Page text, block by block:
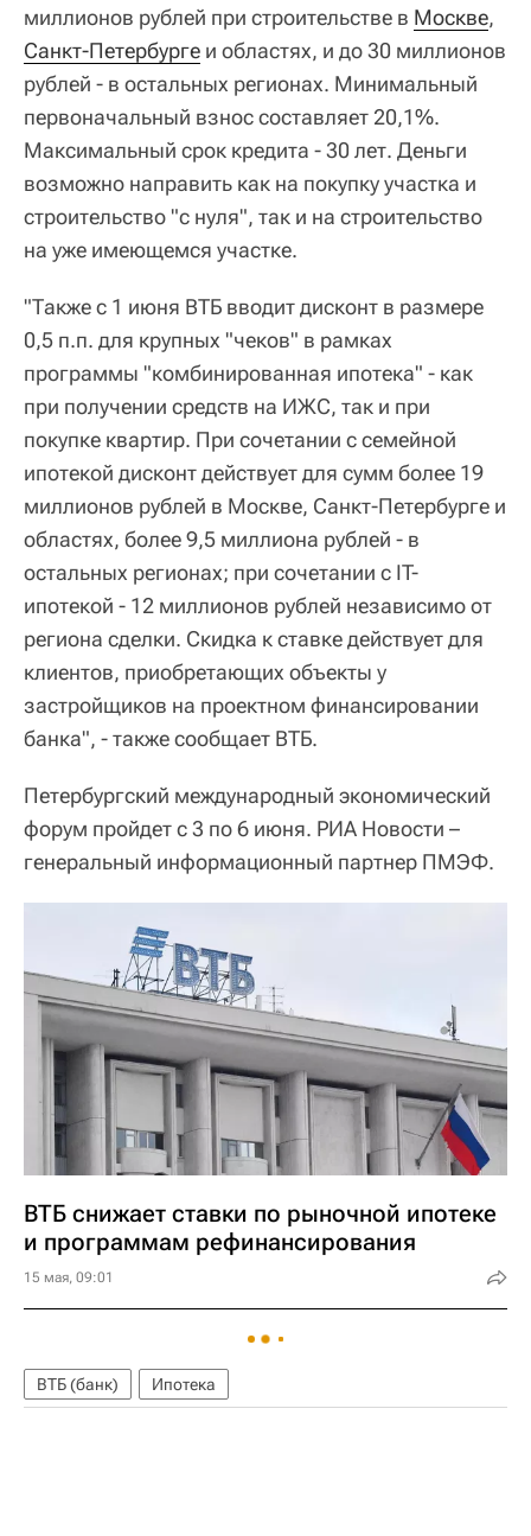
миллионов рублей при строительстве в Москве,
Санкт-Петербурге и областях, и до 30 миллионов
рублей - в остальных регионах. Минимальный
первоначальный взнос составляет 20,1%.
Максимальный срок кредита - 30 лет. Деньги
возможно направить как на покупку участка и
строительство "с нуля", так и на строительство
на уже имеющемся участке.
"Также с 1 июня ВТБ вводит дисконт в размере
0,5 п.п. для крупных "чеков" в рамках
программы "комбинированная ипотека" - как
при получении средств на ИЖС, так и при
покупке квартир. При сочетании с семейной
ипотекой дисконт действует для сумм более 19
миллионов рублей в Москве, Санкт-Петербурге и
областях, более 9,5 миллиона рублей - в
остальных регионах; при сочетании с IT-
ипотекой - 12 миллионов рублей независимо от
региона сделки. Скидка к ставке действует для
клиентов, приобретающих объекты у
застройщиков на проектном финансировании
банка", - также сообщает ВТБ.
Петербургский международный экономический
форум пройдет с 3 по 6 июня. РИА Новости –
генеральный информационный партнер ПМЭФ.
ВТБ снижает ставки по рыночной ипотеке
и программам рефинансирования
15 мая, 09:01
ВТБ (банк) Ипотека